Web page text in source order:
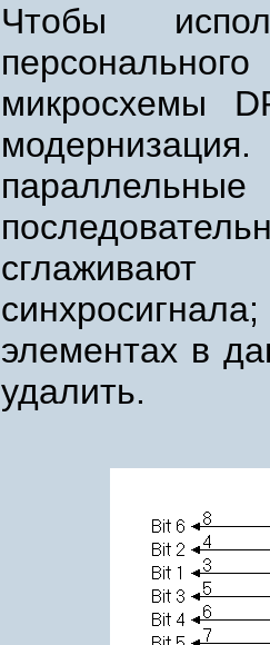
Чтобы
микросхемы
элементах в
удалить.